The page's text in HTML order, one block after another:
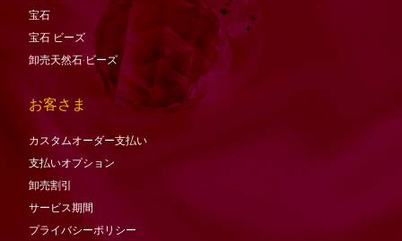
宝石
宝石 ビーズ
卸売天然石·ビーズ
お客さま
カスタムオーダー支払い
支払いオプション
卸売割引
サービス期間
プライバシーポリシー